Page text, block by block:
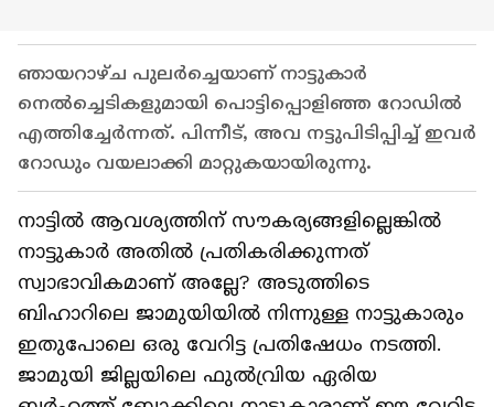
ഞായറാഴ്ച പുലർച്ചെയാണ് നാട്ടുകാർ
നെൽച്ചെടികളുമായി പൊട്ടിപ്പൊളിഞ്ഞ റോഡിൽ
എത്തിച്ചേർന്നത്. പിന്നീട്, അവ നട്ടുപിടിപ്പിച്ച് ഇവർ
റോഡും വയലാക്കി മാറ്റുകയായിരുന്നു.
നാട്ടിൽ ആവശ്യത്തിന് സൗകര്യങ്ങളില്ലെങ്കിൽ
നാട്ടുകാർ അതിൽ പ്രതികരിക്കുന്നത്
സ്വാഭാവികമാണ് അല്ലേ? അടുത്തിടെ
ബിഹാറിലെ ജാമുയിയിൽ നിന്നുള്ള നാട്ടുകാരും
ഇതുപോലെ ഒരു വേറിട്ട പ്രതിഷേധം നടത്തി.
ജാമുയി ജില്ലയിലെ ഫുൽവ്രിയ ഏരിയ